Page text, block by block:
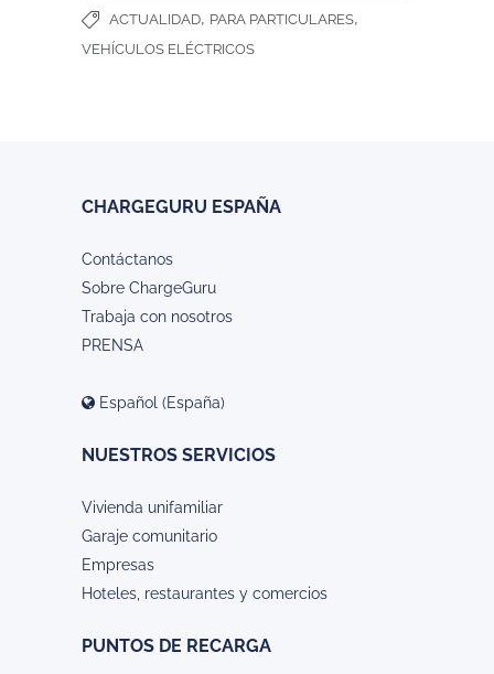
ACTUALIDAD, PARA PARTICULARES,
VEHÍCULOS ELÉCTRICOS
CHARGEGURU ESPAÑA
Contáctanos
Sobre ChargeGuru
Trabaja con nosotros
PRENSA
Español (España)
NUESTROS SERVICIOS
Vivienda unifamiliar
Garaje comunitario
Empresas
Hoteles, restaurantes y comercios
PUNTOS DE RECARGA